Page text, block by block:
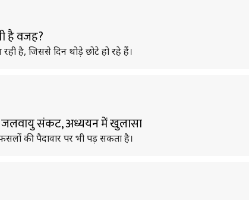
है वजह?
है, जिससे दिन थोड़े छोटे हो रहे हैं।
जलवायु संकट, अध्ययन में खुलासा
की पैदावार पर भी पड़ सकता है।